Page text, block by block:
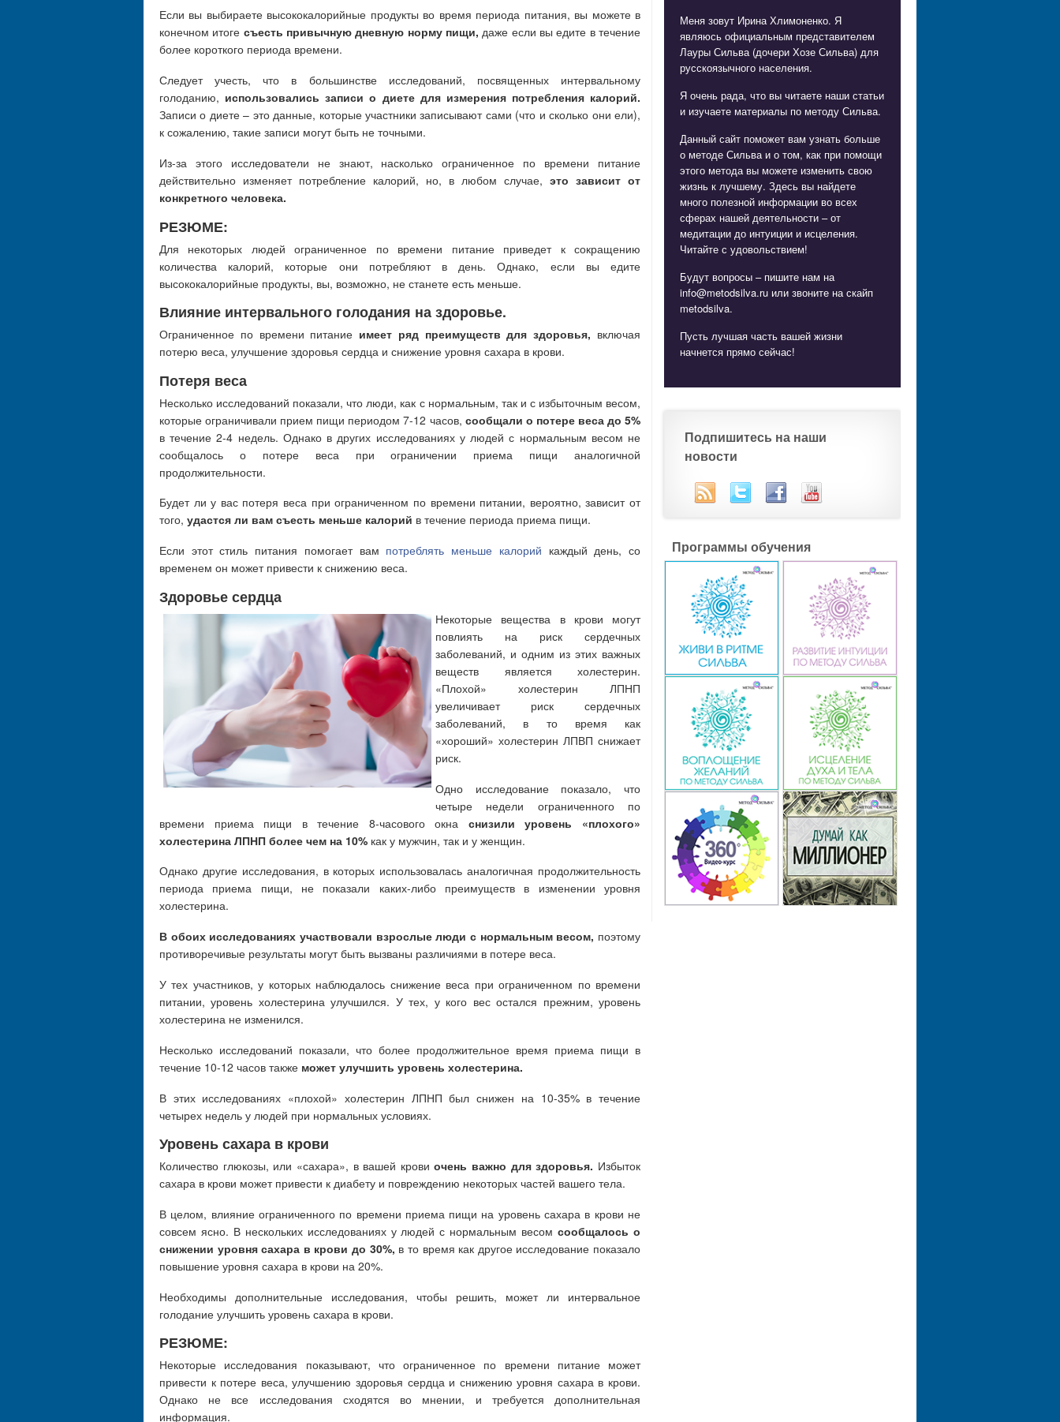
Если вы выбираете высококалорийные продукты во время периода питания, вы можете в
конечном итоге съесть привычную дневную норму пищи, даже если вы едите в течение
более короткого периода времени.
Следует учесть, что в большинстве исследований, посвященных интервальному
голоданию, использовались записи о диете для измерения потребления калорий.
Записи о диете – это данные, которые участники записывают сами (что и сколько они ели),
к сожалению, такие записи могут быть не точными.
Из-за этого исследователи не знают, насколько ограниченное по времени питание
действительно изменяет потребление калорий, но, в любом случае, это зависит от
конкретного человека.
РЕЗЮМЕ:
Для некоторых людей ограниченное по времени питание приведет к сокращению
количества калорий, которые они потребляют в день. Однако, если вы едите
высококалорийные продукты, вы, возможно, не станете есть меньше.
Влияние интервального голодания на здоровье.
Ограниченное по времени питание имеет ряд преимуществ для здоровья, включая
потерю веса, улучшение здоровья сердца и снижение уровня сахара в крови.
Потеря веса
Несколько исследований показали, что люди, как с нормальным, так и с избыточным весом,
которые ограничивали прием пищи периодом 7-12 часов, сообщали о потере веса до 5%
в течение 2-4 недель. Однако в других исследованиях у людей с нормальным весом не
сообщалось о потере веса при ограничении приема пищи аналогичной
продолжительности.
Будет ли у вас потеря веса при ограниченном по времени питании, вероятно, зависит от
того, удастся ли вам съесть меньше калорий в течение периода приема пищи.
Если этот стиль питания помогает вам потреблять меньше калорий каждый день, со
временем он может привести к снижению веса.
Здоровье сердца
Некоторые вещества в крови могут
повлиять на риск сердечных
заболеваний, и одним из этих важных
веществ является холестерин.
«Плохой» холестерин ЛПНП
увеличивает риск сердечных
заболеваний, в то время как
«хороший» холестерин ЛПВП снижает
риск.
Одно исследование показало, что
четыре недели ограниченного по
времени приема пищи в течение 8-часового окна снизили уровень «плохого»
холестерина ЛПНП более чем на 10% как у мужчин, так и у женщин.
Однако другие исследования, в которых использовалась аналогичная продолжительность
периода приема пищи, не показали каких-либо преимуществ в изменении уровня
холестерина.
В обоих исследованиях участвовали взрослые люди с нормальным весом, поэтому
противоречивые результаты могут быть вызваны различиями в потере веса.
У тех участников, у которых наблюдалось снижение веса при ограниченном по времени
питании, уровень холестерина улучшился. У тех, у кого вес остался прежним, уровень
холестерина не изменился.
Несколько исследований показали, что более продолжительное время приема пищи в
течение 10-12 часов также может улучшить уровень холестерина.
В этих исследованиях «плохой» холестерин ЛПНП был снижен на 10-35% в течение
четырех недель у людей при нормальных условиях.
Уровень сахара в крови
Количество глюкозы, или «сахара», в вашей кровиочень важно для здоровья. Избыток
сахара в крови может привести к диабету и повреждению некоторых частей вашего тела.
В целом, влияние ограниченного по времени приема пищи на уровень сахара в крови не
совсем ясно. В нескольких исследованиях у людей с нормальным весомсообщалось о
снижении уровня сахара в крови до 30%, в то время как другое исследование показало
повышение уровня сахара в крови на 20%.
Необходимы дополнительные исследования, чтобы решить, может ли интервальное
голодание улучшить уровень сахара в крови.
РЕЗЮМЕ:
Некоторые исследования показывают, что ограниченное по времени питание может
привести к потере веса, улучшению здоровья сердца и снижению уровня сахара в крови.
Однако не все исследования сходятся во мнении, и требуется дополнительная
информация.
Меня зовут Ирина Хлимоненко. Я
являюсь официальным представителем
Лауры Сильва (дочери Хозе Сильва) для
русскоязычного населения.
Я очень рада, что вы читаете наши статьи
и изучаете материалы по методу Сильва.
Данный сайт поможет вам узнать больше
о методе Сильва и о том, как при помощи
этого метода вы можете изменить свою
жизнь к лучшему. Здесь вы найдете
много полезной информации во всех
сферах нашей деятельности – от
медитации до интуиции и исцеления.
Читайте с удовольствием!
Будут вопросы – пишите нам на
info@metodsilva.ru или звоните на скайп
metodsilva.
Пусть лучшая часть вашей жизни
начнется прямо сейчас!
Подпишитесь на наши
новости
Программы обучения